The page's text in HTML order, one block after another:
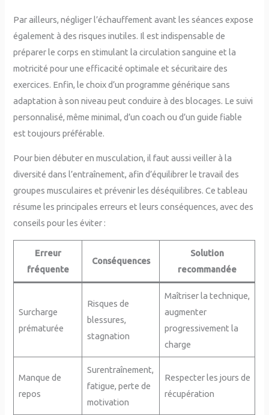
Par ailleurs, négliger l’échauffement avant les séances expose
également à des risques inutiles. Il est indispensable de
préparer le corps en stimulant la circulation sanguine et la
motricité pour une efficacité optimale et sécuritaire des
exercices. Enfin, le choix d’un programme générique sans
adaptation à son niveau peut conduire à des blocages. Le suivi
personnalisé, même minimal, d’un coach ou d’un guide fiable
est toujours préférable.
Pour bien débuter en musculation, il faut aussi veiller à la
diversité dans l’entraînement, afin d’équilibrer le travail des
groupes musculaires et prévenir les déséquilibres. Ce tableau
résume les principales erreurs et leurs conséquences, avec des
conseils pour les éviter :
Erreur
fréquente
Conséquences
Solution
recommandée
Surcharge
prématurée
Risques de
blessures,
stagnation
Maîtriser la technique,
augmenter
progressivement la
charge
Manque de
repos
Surentraînement,
fatigue, perte de
motivation
Respecter les jours de
récupération